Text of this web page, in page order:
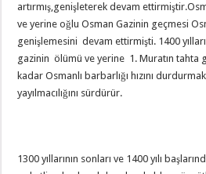
artırmış,genişleterek devam
ve yerine oğlu Osman Gazinin geçmesi
genişlemesini devam ettirmişti. 1400
gazinin ölümü ve yerine 1. Muratın tahta
kadar Osmanlı barbarlığı hızını
yayılmacılığını sürdürür.
1300 yıllarının sonları ve 1400 yılı